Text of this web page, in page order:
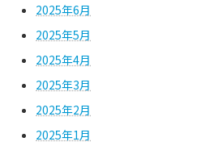
2025年6月
2025年5月
2025年4月
2025年3月
2025年2月
2025年1月